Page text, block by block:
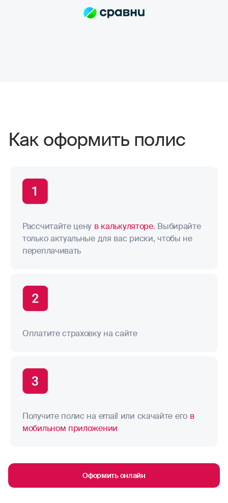
Как оформить полис
Рассчитайте цену в калькуляторе. Выбирайте
только актуальные для вас риски, чтобы не
переплачивать
Оплатите страховку на сайте
Получите полис на email или скачайте его в
мобильном приложении
Оформить онлайн